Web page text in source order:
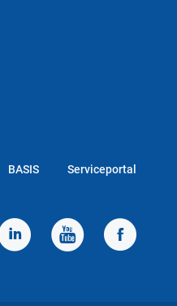
BASIS Serviceportal